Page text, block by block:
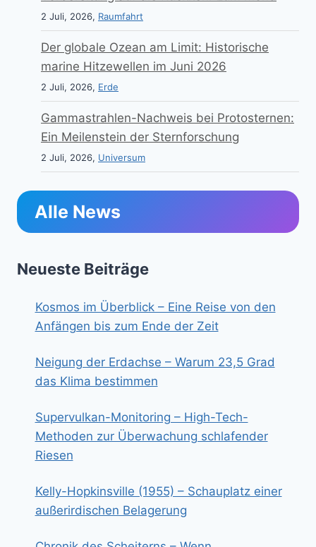
2 Juli, 2026, Raumfahrt
Der globale Ozean am Limit: Historische
marine Hitzewellen im Juni 2026
2 Juli, 2026, Erde
Gammastrahlen-Nachweis bei Protosternen:
Ein Meilenstein der Sternforschung
2 Juli, 2026, Universum
Alle News
Neueste Beiträge
Kosmos im Überblick – Eine Reise von den
Anfängen bis zum Ende der Zeit
Neigung der Erdachse – Warum 23,5 Grad
das Klima bestimmen
Supervulkan-Monitoring – High-Tech-
Methoden zur Überwachung schlafender
Riesen
Kelly-Hopkinsville (1955) – Schauplatz einer
außerirdischen Belagerung